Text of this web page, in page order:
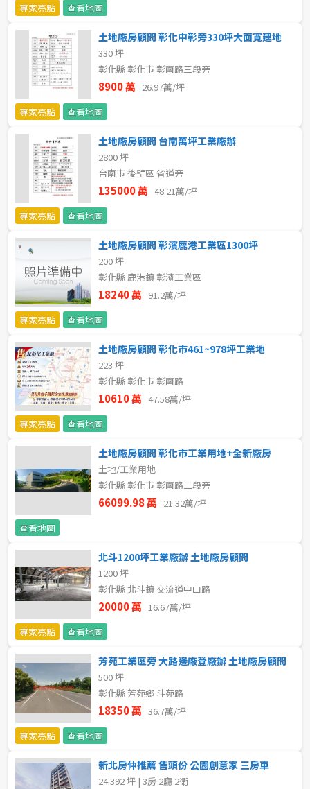
苗栗縣
台中市
彰化縣
南投縣
雲林縣
嘉義市
嘉義縣
台南市
高雄市
屏東縣
台東縣
花蓮縣
金門連江
別墅 透天厝
農舍 辦公
廠辦 倉庫 土地
坪數
不拘
20~30 坪 30~40 坪
40~50 坪
60~70 坪 70~80 坪
80坪以上
~ 坪
樓層
不拘
2樓
3樓 4樓
5~10樓
21樓以上
~
格局
不拘
2房
專家亮點
查看地圖
土地廠房顧問 彰化中彰旁330坪大面寬建地
330 坪
彰化縣 彰化市 彰南路三段旁
8900 萬 26.97萬/坪
專家亮點
查看地圖
土地廠房顧問 台南萬坪工業廠辦
2800 坪
台南市 後壁區 省道旁
135000 萬 48.21萬/坪
專家亮點
查看地圖
土地廠房顧問 彰濱鹿港工業區1300坪
200 坪
彰化縣 鹿港鎮 彰濱工業區
18240 萬 91.2萬/坪
專家亮點
查看地圖
土地廠房顧問 彰化市461~978坪工業地
223 坪
彰化縣 彰化市 彰南路
10610 萬 47.58萬/坪
專家亮點
查看地圖
土地廠房顧問 彰化市工業用地+全新廠房
土地/工業用地
彰化縣 彰化市 彰南路二段旁
66099.98 萬 21.32萬/坪
查看地圖
北斗1200坪工業廠辦 土地廠房顧問
1200 坪
彰化縣 北斗鎮 交流道中山路
20000 萬 16.67萬/坪
專家亮點
查看地圖
芳苑工業區旁 大路邊廠登廠辦 土地廠房顧問
500 坪
彰化縣 芳苑鄉 斗苑路
18350 萬 36.7萬/坪
專家亮點
查看地圖
新北房仲推薦 售頭份 公園創意家 三房車
24.392 坪 | 3房 2廳 2衛